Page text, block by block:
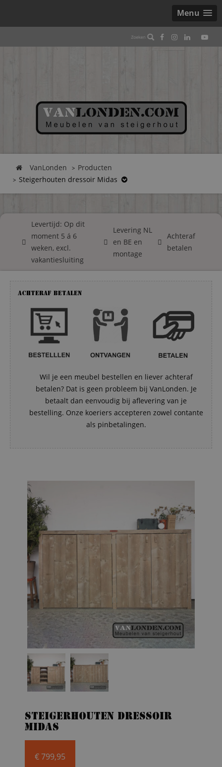
Menu
VanLonden
Producten
Steigerhouten dressoir Midas
Levertijd: Op dit
moment 5 á 6
weken, excl.
vakantiesluiting
Levering NL
en BE en
montage
Achteraf
betalen
Achteraf betalen
Wil je een meubel bestellen en liever achteraf
betalen? Dat is geen probleem bij VanLonden. Je
betaalt dan eenvoudig bij aflevering van je
bestelling. Onze koeriers accepteren zowel contante
als pinbetalingen.
Steigerhouten dressoir
Midas
€799,95